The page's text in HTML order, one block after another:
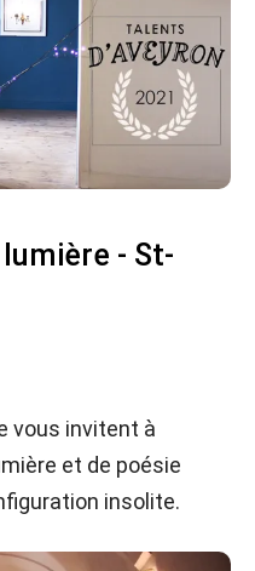
- St-
vous invitent à
et de poésie
insolite.